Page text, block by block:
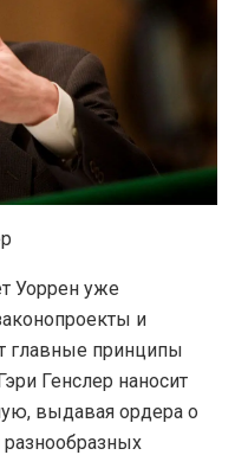
Уоррен уже
и
главные принципы
Генслер наносит
выдавая ордера о